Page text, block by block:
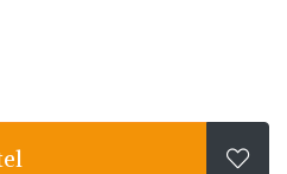
